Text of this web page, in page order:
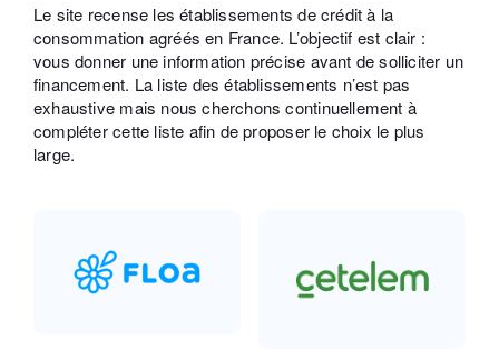
Le site recense les établissements de crédit à la
consommation agréés en France. L’objectif est clair :
vous donner une information précise avant de solliciter un
financement. La liste des établissements n’est pas
exhaustive mais nous cherchons continuellement à
compléter cette liste afin de proposer le choix le plus
large.